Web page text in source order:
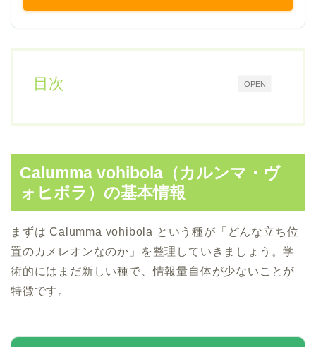
OPEN
目次
Calumma vohibola（カルンマ・ヴ
ォヒボラ）の基本情報
まずは Calumma vohibola という種が「どんな立ち位
置のカメレオンなのか」を整理していきましょう。学
術的にはまだ新しい種で、情報量自体が少ないことが
特徴です。